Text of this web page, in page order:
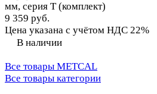
мм, серия T (комплект)
9 359 руб.
Цена указана с учётом НДС 22%
В наличии
Все товары METCAL
Все товары категории